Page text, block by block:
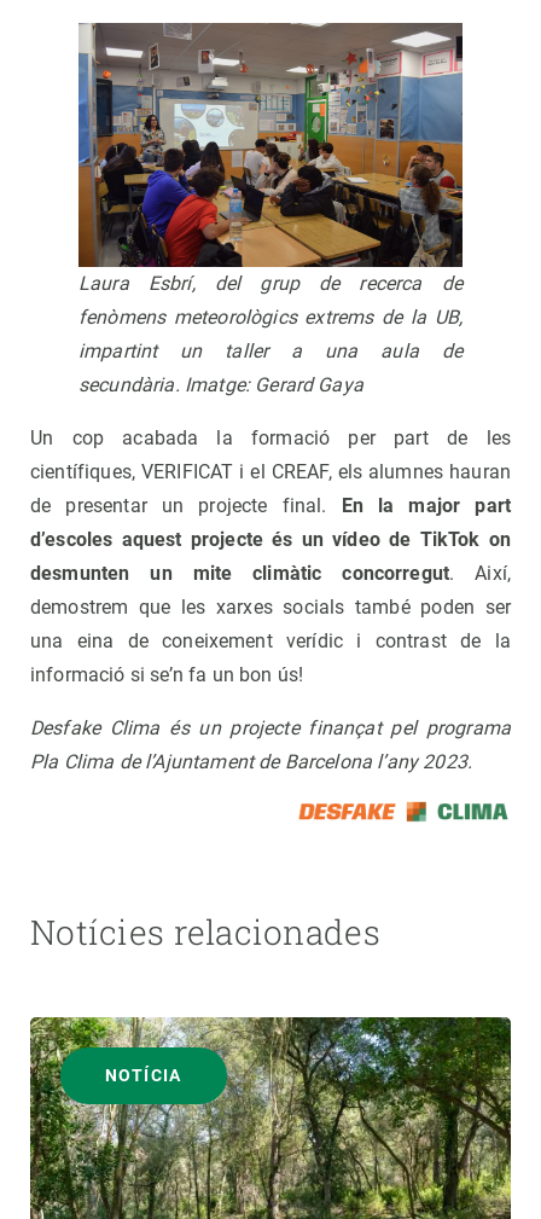
Laura Esbrí, del grup de recerca de
fenòmens meteorològics extrems de la UB,
impartint un taller a una aula de
secundària. Imatge: Gerard Gaya
Un cop acabada la formació per part de les
científiques, VERIFICAT i el CREAF, els alumnes hauran
de presentar un projecte final.
En la major part
d’escoles aquest projecte és un vídeo de TikTok on
desmunten un mite climàtic concorregut. Així,
demostrem que les xarxes socials també poden ser
una eina de coneixement verídic i contrast de la
informació si se’n fa un bon ús!
Desfake Clima és un projecte finançat pel programa
Pla Clima de l’Ajuntament de Barcelona l’any 2023.
Notícies relacionades
NOTÍCIA